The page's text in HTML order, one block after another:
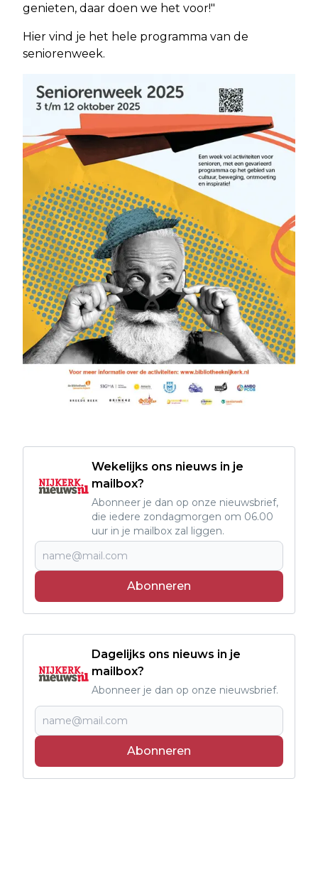
genieten, daar doen we het voor!"
Hier vind je het hele programma van de
seniorenweek.
Wekelijks ons nieuws in je
mailbox?
Abonneer je dan op onze nieuwsbrief,
die iedere zondagmorgen om 06.00
uur in je mailbox zal liggen.
Abonneren
Dagelijks ons nieuws in je
mailbox?
Abonneer je dan op onze nieuwsbrief.
Abonneren